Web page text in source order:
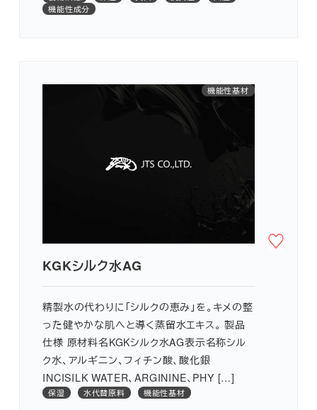
機能性成分
保湿
水代替原料
機能性基材
KGKシルク水AG
精製水の代わりに「シルクの恵み」を。キメの整
った健やかな肌へと導く蒸留水エキス。 製品
仕様 原材料名KGKシルク水AG表示名称シル
ク水、アルギニン、フィチン酸、酸化銀
INCISILK WATER、ARGININE、PHY […]
保湿 水代替原料 機能性基材